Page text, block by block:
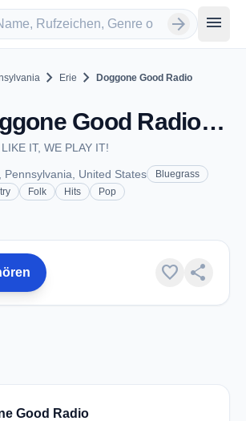
arrow_forward menu
chevron_right Erie chevron_right Doggone Good Radio
Doggone Good Radio - Erie, PA
IT, WE PLAY IT!
Pennsylvania, United States
Bluegrass
Folk Hits Pop
favorite share
Good Radio